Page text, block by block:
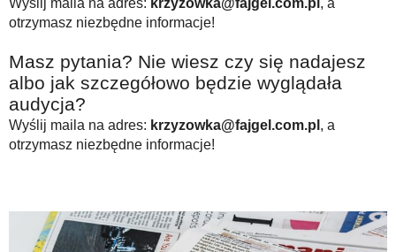
Wyślij maila na adres: krzyzowka@fajgel.com.pl , a
otrzymasz niezbędne informacje!
Masz pytania? Nie wiesz czy się nadajesz
albo jak szczegółowo będzie wyglądała
audycja?
Wyślij maila na adres: krzyzowka@fajgel.com.pl , a
otrzymasz niezbędne informacje!